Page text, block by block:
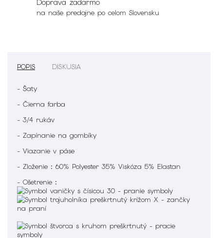
Doprava zadarmo
na naše predajne po celom Slovensku
POPIS DISKUSIA
- Šaty
- Čierna farba
- 3/4 rukáv
- Zapínanie na gombíky
- Viazanie v páse
- Zloženie : 60% Polyester 35% Viskóza 5% Elastan
- Ošetrenie :